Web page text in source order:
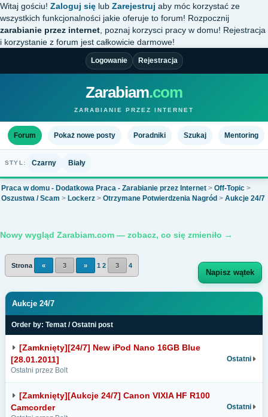
Witaj gościu! Zaloguj się lub Zarejestruj aby móc korzystać ze
wszystkich funkcjonalności jakie oferuje to forum! Rozpocznij
zarabianie przez internet , poznaj korzysci pracy w domu! Rejestracja
i korzystanie z forum jest całkowicie darmowe!
Logowanie Rejestracja
Zarabiam.com
ZARABIANIE PRZEZ INTERNET
Forum Pokaż nowe posty Poradniki Szukaj Mentoring
STYL: Czarny Biały
Praca w domu - Dodatkowa Praca - Zarabianie przez Internet > Off-Topic >
Oszustwa / Scam > Lockerz > Otrzymane Potwierdzenia Nagród > Aukcje 24/7
Nowy wygląd Zarabiam.com — zobacz, co się zmieniło →
Strona « 3 » 1 2 3 4
Napisz wątek
Aukcje 24/7
Order by: Temat /Ostatni post
[Zamknięty][24/7] New iPod Nano 16GB Blue
[28.01.2011]
Ostatni przez Bolt
Ostatni
[Zamknięty][Aukcje 24/7] Canon VIXIA HF R100
Camcorder
Ostatni